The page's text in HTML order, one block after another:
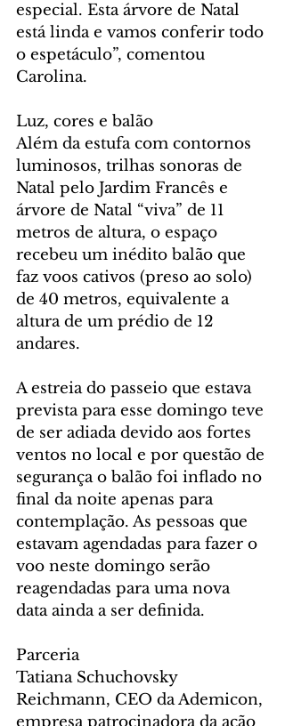
especial. Esta árvore de Natal
está linda e vamos conferir todo
o espetáculo”, comentou
Carolina.
Luz, cores e balão
Além da estufa com contornos
luminosos, trilhas sonoras de
Natal pelo Jardim Francês e
árvore de Natal “viva” de 11
metros de altura, o espaço
recebeu um inédito balão que
faz voos cativos (preso ao solo)
de 40 metros, equivalente a
altura de um prédio de 12
andares.
A estreia do passeio que estava
prevista para esse domingo teve
de ser adiada devido aos fortes
ventos no local e por questão de
segurança o balão foi inflado no
final da noite apenas para
contemplação. As pessoas que
estavam agendadas para fazer o
voo neste domingo serão
reagendadas para uma nova
data ainda a ser definida.
Parceria
Tatiana Schuchovsky
Reichmann, CEO da Ademicon,